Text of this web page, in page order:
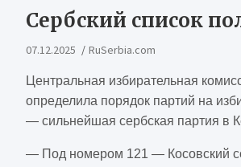
Сербский список
07.12.2025 RuSerbia.com
Центральная избирательная
определила порядок партий на
— сильнейшая сербская партия в
— Под номером 121 — Косовский